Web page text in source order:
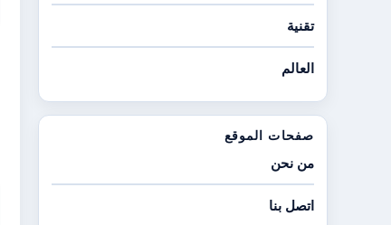
تقنية
العالم
صفحات الموقع
من نحن
اتصل بنا